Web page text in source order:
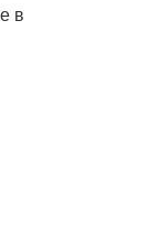
в